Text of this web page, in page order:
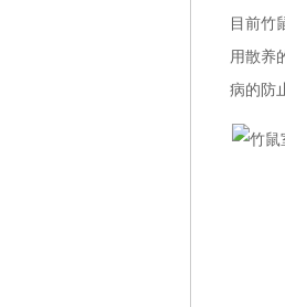
目前竹
用散养
病的防